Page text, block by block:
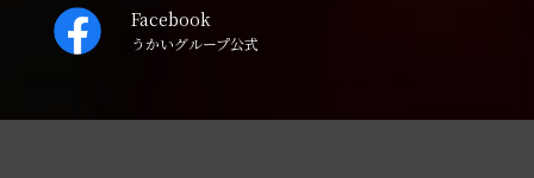
Facebook
うかいグループ公式